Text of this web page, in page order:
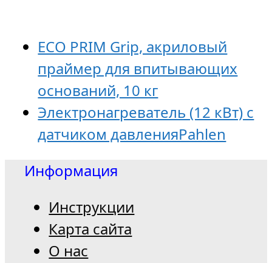
ECO PRIM Grip, акриловый
праймер для впитывающих
оснований, 10 кг
Электронагреватель (12 кВт) с
датчиком давленияPahlen
Информация
Инструкции
Карта сайта
О нас